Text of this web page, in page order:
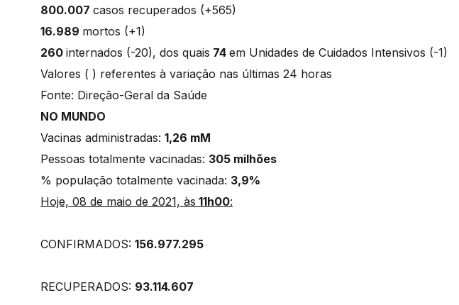
800.007 casos recuperados (+565)
16.989 mortos (+1)
260 internados (-20), dos quais 74 em Unidades de Cuidados Intensivos (-1)
Valores ( ) referentes à variação nas últimas 24 horas
Fonte: Direção-Geral da Saúde
NO MUNDO
Vacinas administradas: 1,26 mM
Pessoas totalmente vacinadas: 305 milhões
% população totalmente vacinada: 3,9%
Hoje, 08 de maio de 2021, às 11h00:
CONFIRMADOS: 156.977.295
RECUPERADOS: 93.114.607